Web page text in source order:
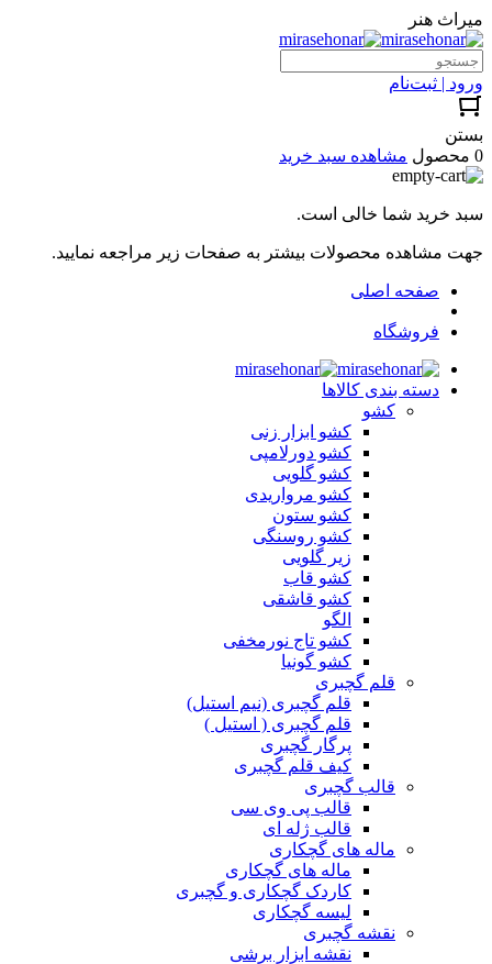
میراث هنر
ورود | ثبت‌نام
بستن
0 محصول
مشاهده سبد خرید
سبد خرید شما خالی است.
جهت مشاهده محصولات بیشتر به صفحات زیر مراجعه نمایید.
صفحه اصلی
فروشگاه
دسته بندی کالاها
کشو
کشو ابزار زنی
کشو دورلامپی
کشو گلویی
کشو مرواریدی
کشو ستون
کشو روسنگی
زیر گلویی
کشو قاب
کشو قاشقی
الگو
کشو تاج نورمخفی
کشو گونیا
قلم گچبری
قلم گچبری (نیم استیل)
قلم گچبری ( استیل )
پرگار گچبری
کیف قلم گچبری
قالب گچبری
قالب پی وی سی
قالب ژله ای
ماله های گچکاری
ماله های گچکاری
کاردک گچکاری و گچبری
لیسه گچکاری
نقشه گچبری
نقشه ابزار برشی